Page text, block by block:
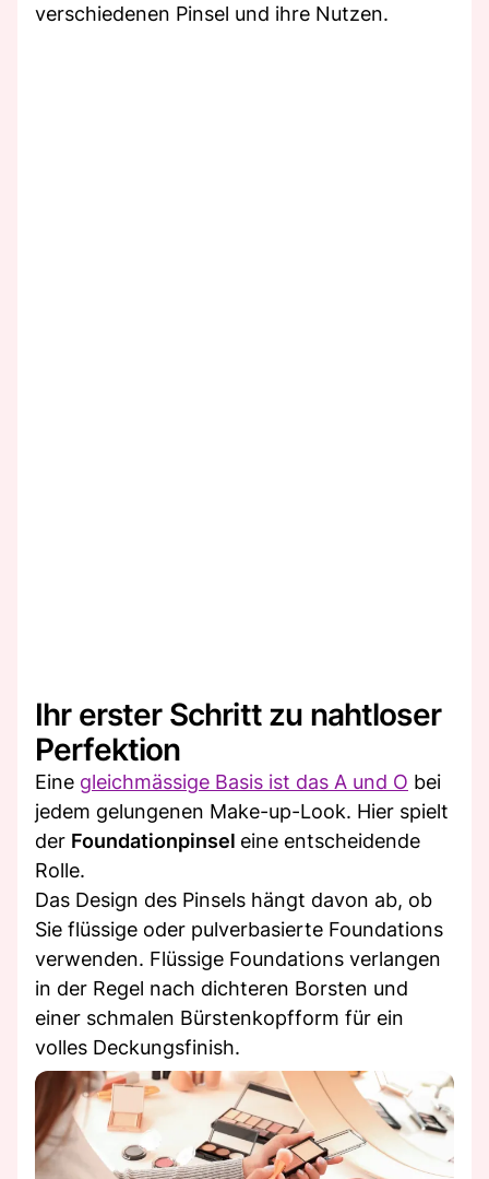
verschiedenen Pinsel und ihre Nutzen.
Ihr erster Schritt zu nahtloser
Perfektion
Eine gleichmässige Basis ist das A und O bei
jedem gelungenen Make-up-Look. Hier spielt
der Foundationpinsel eine entscheidende
Rolle.
Das Design des Pinsels hängt davon ab, ob
Sie flüssige oder pulverbasierte Foundations
verwenden. Flüssige Foundations verlangen
in der Regel nach dichteren Borsten und
einer schmalen Bürstenkopfform für ein
volles Deckungsfinish.